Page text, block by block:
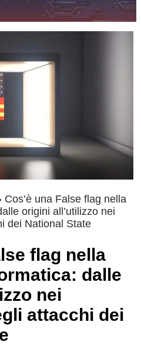
Cos’è una False flag nella
origini all’utilizzo nei
dei National State
flag nella
dalle
nei
attacchi dei